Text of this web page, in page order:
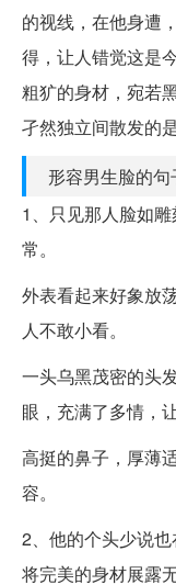
的视线，在他身遭
得，让人错觉这是
粗犷的身材，宛若
孑然独立间散发的
形容男生脸的句
1、只见那人脸如
常。
外表看起来好象放
人不敢小看。
一头乌黑茂密的头
眼，充满了多情，
高挺的鼻子，厚薄
容。
2、他的个头少说
将完美的身材展露